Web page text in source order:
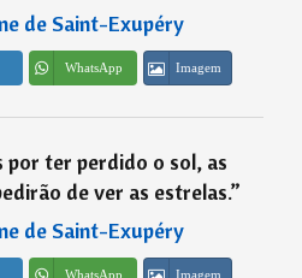
de Saint-Exupéry
WhatsApp Imagem
por ter perdido o sol, as
de ver as estrelas.”
de Saint-Exupéry
WhatsApp Imagem